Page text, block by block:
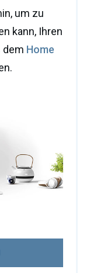
um zu
kann, Ihren
dem Home